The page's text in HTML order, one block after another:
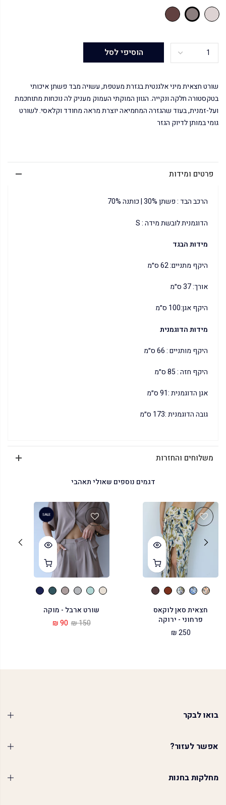
הוסיפי לסל
שורט חצאית מיני אלגנטית בגזרת מעטפת, עשויה מבד פשתן איכותי
בטקסטורה חלקה ונקייה. הגוון המוקתי העמוק מעניק לה נוכחות מתוחכמת
ועל-זמנית, בעוד שהגזרה המחמיאה יוצרת מראה מחודד וקלאסי. לשורט
גומי במותן לדיוק הגזר
פרטים ומידות
הרכב הבד : פשתן 30% | כותנה 70%
הדוגמנית לובשת מידה : S
מידות הבגד
היקף מתניים: 62 ס״מ
אורך: 37 ס״מ
היקף אגן:100 ס״מ
מידות הדוגמנית
היקף מותניים : 66 ס״מ
היקף חזה : 85 ס״מ
אגן הדוגמנית :91 ס״מ
גובה הדוגמנית :173 ס״מ
משלוחים והחזרות
דגמים נוספים שאולי תאהבי
חצאית סאן לוקאס
פרחוני - ירוקה
250 ₪
SALE
שורט ארבל - מוקה
150 ₪
90 ₪
בואו לבקר
אפשר לעזור?
מחלקות בחנות